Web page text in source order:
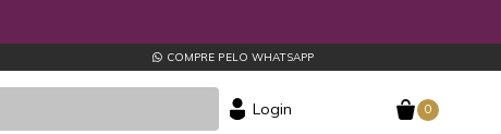
COMPRE PELO WHATSAPP
Login 0